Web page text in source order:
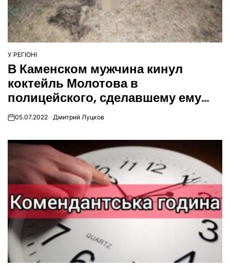
ОПУБЛІКУВАТИ
У
У РЕГІОНІ
В Каменском мужчина кинул
коктейль Молотова в
полицейского, сделавшему ему
замечание
on05.07.2022 Дмитрий Луцков